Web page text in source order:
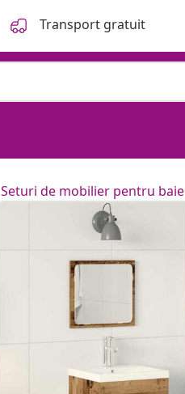
Transport gratuit
Seturi de mobilier pentru baie